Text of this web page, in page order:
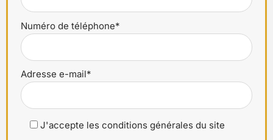
Numéro de téléphone*
Adresse e-mail*
J'accepte les conditions générales du site